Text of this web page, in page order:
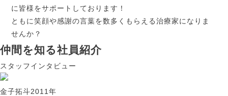
に皆様をサポートしております！
ともに笑顔や感謝の言葉を数多くもらえる治療家になりま
せんか？
仲間を知る社員紹介
スタッフインタビュー
金子拓斗2011年